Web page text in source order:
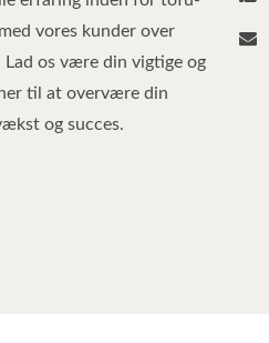
vores kunder over
Lad os være din vigtige og
til at overvære din
og succes.